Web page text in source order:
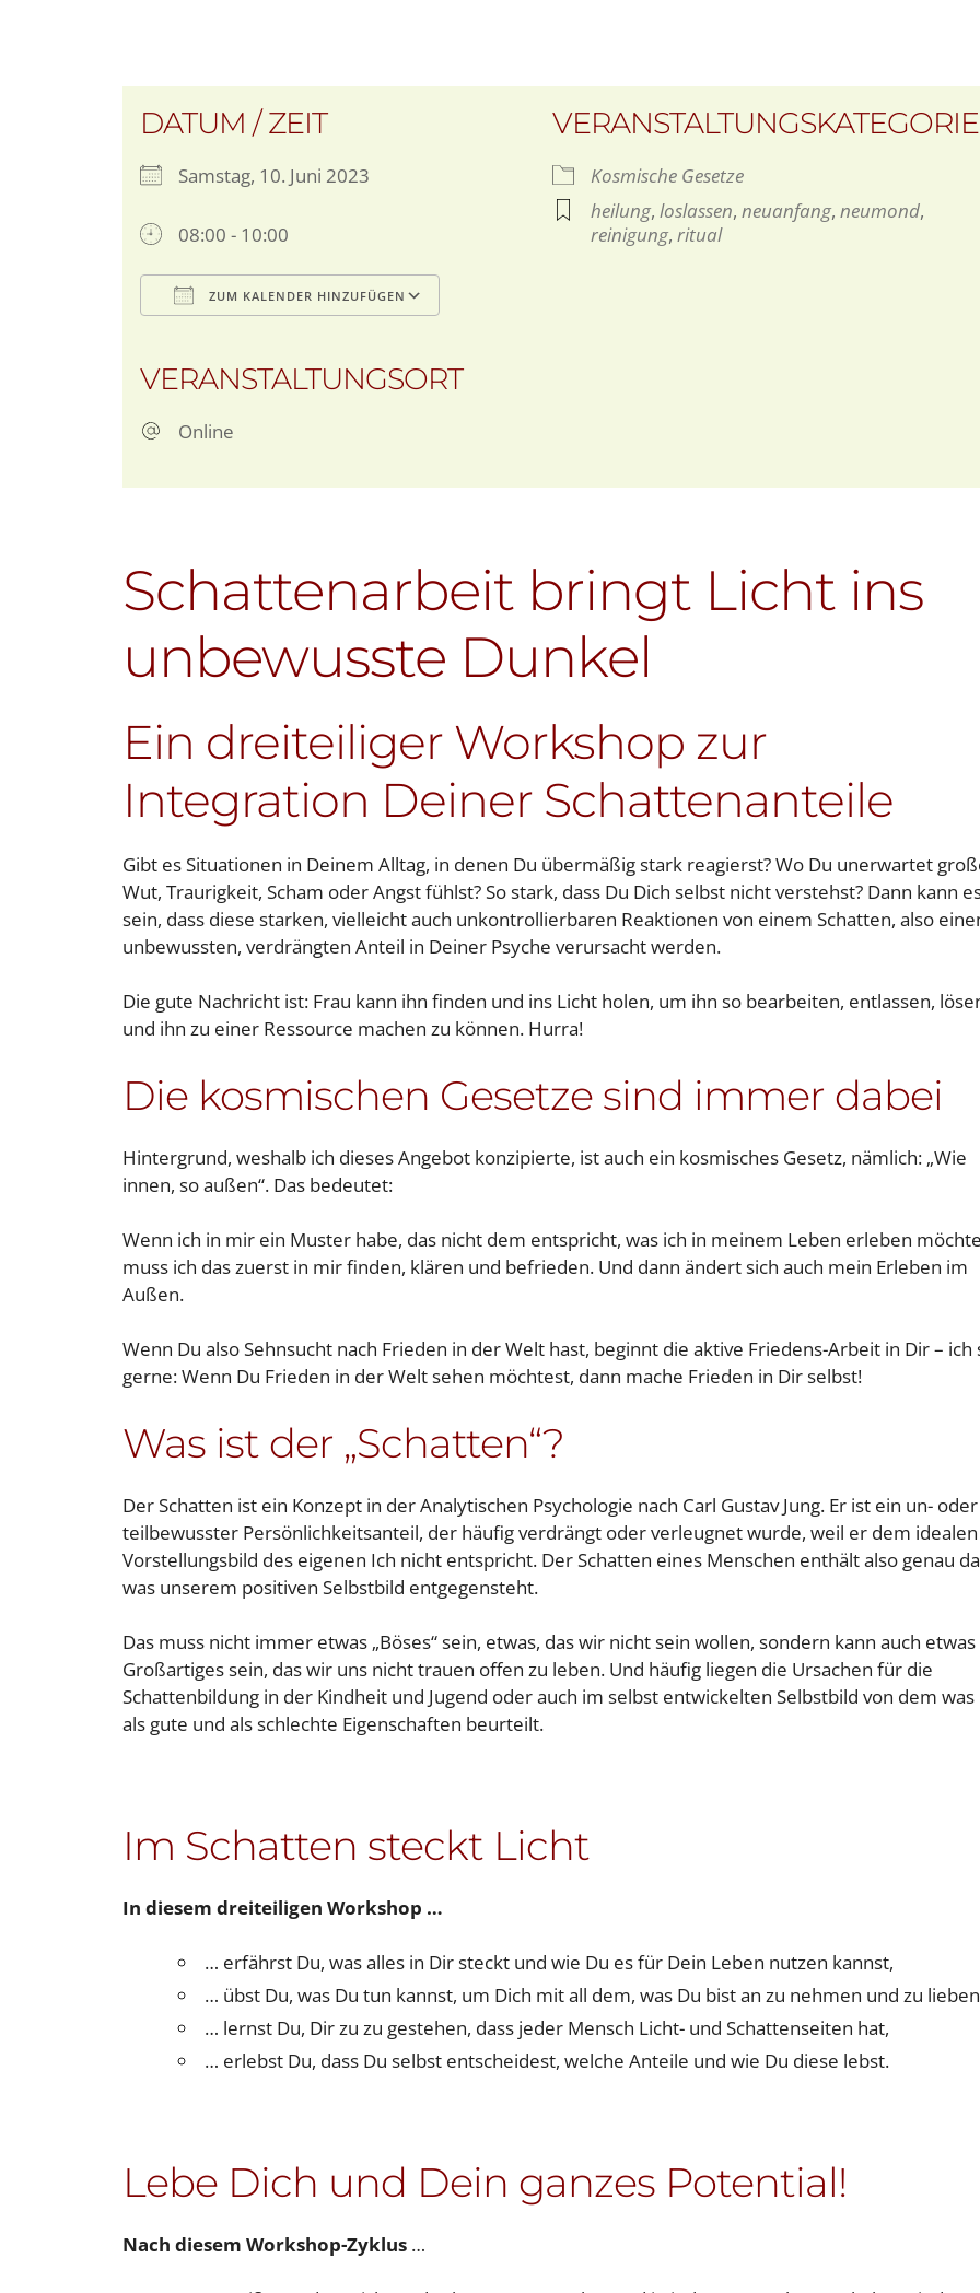
DATUM / ZEIT
Samstag, 10. Juni 2023
08:00 - 10:00
ZUM KALENDER HINZUFÜGEN
VERANSTALTUNGSORT
Online
Kosmische Gesetze
heilung, loslassen, neuanfang, neumond,
reinigung, ritual
Schattenarbeit bringt Licht ins
unbewusste Dunkel
Ein dreiteiliger Workshop zur
Integration Deiner Schattenanteile
Gibt es Situationen in Deinem Alltag, in denen Du übermäßig stark reagierst? Wo Du unerwartet
Wut, Traurigkeit, Scham oder Angst fühlst? So stark, dass Du Dich selbst nicht verstehst? Dann kann
sein, dass diese starken, vielleicht auch unkontrollierbaren Reaktionen von einem Schatten, also
unbewussten, verdrängten Anteil in Deiner Psyche verursacht werden.
Die gute Nachricht ist: Frau kann ihn finden und ins Licht holen, um ihn so bearbeiten, entlassen,
und ihn zu einer Ressource machen zu können. Hurra!
Die kosmischen Gesetze sind immer dabei
Hintergrund, weshalb ich dieses Angebot konzipierte, ist auch ein kosmisches Gesetz, nämlich: „Wie
innen, so außen“. Das bedeutet:
Wenn ich in mir ein Muster habe, das nicht dem entspricht, was ich in meinem Leben erleben
muss ich das zuerst in mir finden, klären und befrieden. Und dann ändert sich auch mein Erleben im
Außen.
Wenn Du also Sehnsucht nach Frieden in der Welt hast, beginnt die aktive Friedens-Arbeit in Dir – ich
gerne: Wenn Du Frieden in der Welt sehen möchtest, dann mache Frieden in Dir selbst!
Was ist der „Schatten“?
Der Schatten ist ein Konzept in der Analytischen Psychologie nach Carl Gustav Jung. Er ist ein un- oder
teilbewusster Persönlichkeitsanteil, der häufig verdrängt oder verleugnet wurde, weil er dem idealen
Vorstellungsbild des eigenen Ich nicht entspricht. Der Schatten eines Menschen enthält also genau
was unserem positiven Selbstbild entgegensteht.
Das muss nicht immer etwas „Böses“ sein, etwas, das wir nicht sein wollen, sondern kann auch etwas
Großartiges sein, das wir uns nicht trauen offen zu leben. Und häufig liegen die Ursachen für die
Schattenbildung in der Kindheit und Jugend oder auch im selbst entwickelten Selbstbild von dem was
als gute und als schlechte Eigenschaften beurteilt.
Im Schatten steckt Licht
In diesem dreiteiligen Workshop …
… erfährst Du, was alles in Dir steckt und wie Du es für Dein Leben nutzen kannst,
… übst Du, was Du tun kannst, um Dich mit all dem, was Du bist an zu nehmen und zu
… lernst Du, Dir zu zu gestehen, dass jeder Mensch Licht- und Schattenseiten hat,
… erlebst Du, dass Du selbst entscheidest, welche Anteile und wie Du diese lebst.
Lebe Dich und Dein ganzes Potential!
Nach diesem Workshop-Zyklus …